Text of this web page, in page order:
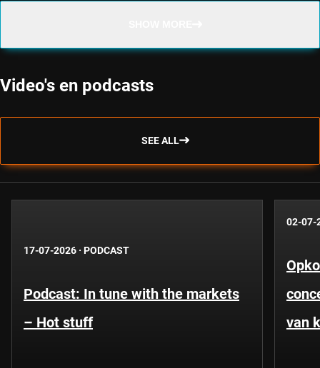
Video's en podcasts
SEE ALL
17-07-2026 · PODCAST
Podcast: In tune with the markets
– Hot stuff
02-07-
van